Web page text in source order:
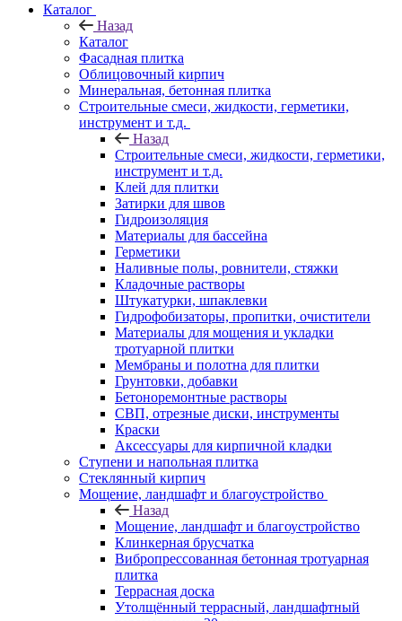
Каталог
Назад
Каталог
Фасадная плитка
Облицовочный кирпич
Минеральная, бетонная плитка
Строительные смеси, жидкости, герметики,
инструмент и т.д.
Назад
Строительные смеси, жидкости, герметики,
инструмент и т.д.
Клей для плитки
Затирки для швов
Гидроизоляция
Материалы для бассейна
Герметики
Наливные полы, ровнители, стяжки
Кладочные растворы
Штукатурки, шпаклевки
Гидрофобизаторы, пропитки, очистители
Материалы для мощения и укладки
тротуарной плитки
Мембраны и полотна для плитки
Грунтовки, добавки
Бетоноремонтные растворы
СВП, отрезные диски, инструменты
Краски
Аксессуары для кирпичной кладки
Ступени и напольная плитка
Cтеклянный кирпич
Мощение, ландшафт и благоустройство
Назад
Мощение, ландшафт и благоустройство
Клинкерная брусчатка
Вибропрессованная бетонная тротуарная
плитка
Террасная доска
Утолщённый террасный, ландшафтный